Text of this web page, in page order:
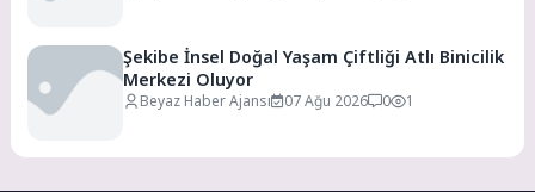
Şekibe İnsel Doğal Yaşam Çiftliği Atlı Binicilik
Merkezi Oluyor
Beyaz Haber Ajansı 07 Ağu 2026 0 1